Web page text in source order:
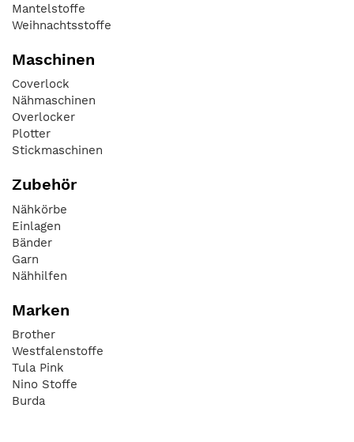
Mantelstoffe
Weihnachtsstoffe
Maschinen
Coverlock
Nähmaschinen
Overlocker
Plotter
Stickmaschinen
Zubehör
Nähkörbe
Einlagen
Bänder
Garn
Nähhilfen
Marken
Brother
Westfalenstoffe
Tula Pink
Nino Stoffe
Burda